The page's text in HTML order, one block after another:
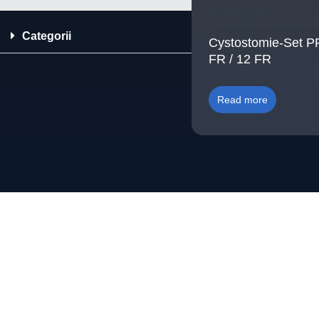
Categorii
Cystostomie-Set
FR / 12 FR
Read more